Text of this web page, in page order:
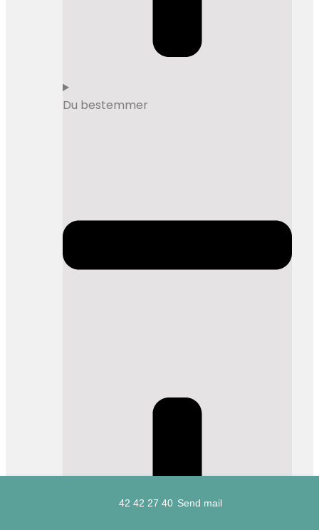
Du bestemmer
42 42 27 40 Send mail